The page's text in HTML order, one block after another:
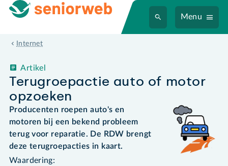
Menu
Internet
Terugroepactie auto of motor
opzoeken
Artikel
Producenten roepen auto's en
motoren bij een bekend probleem
terug voor reparatie. De RDW brengt
deze terugroepacties in kaart.
Waardering: